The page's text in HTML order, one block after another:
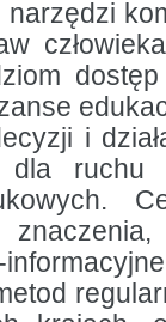
i
ruchu